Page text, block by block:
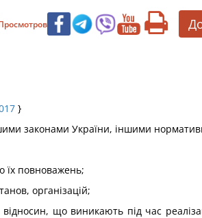
}
законами України, іншими
їх повноважень;
організацій;
що виникають під час